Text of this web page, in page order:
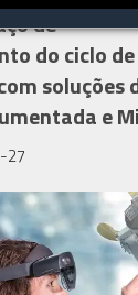
de
do ciclo
soluções
e
27